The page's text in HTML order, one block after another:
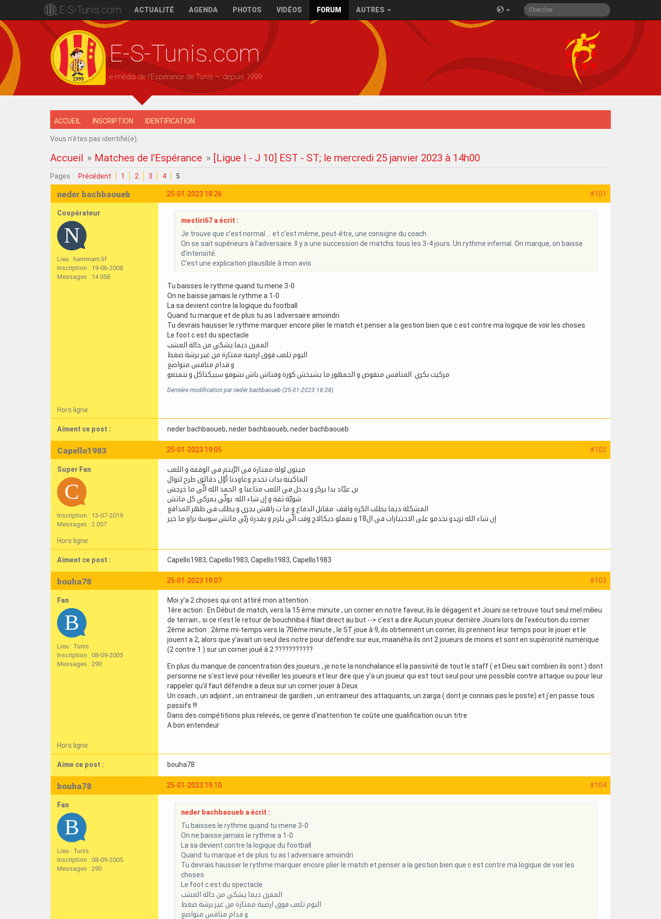
E-S-Tunis.com ACTUALITÉ AGENDA PHOTOS VIDÉOS FORUM AUTRES
E-S-Tunis.com
e-média de l'Espérance de Tunis — depuis 1999
ACCUEIL INSCRIPTION IDENTIFICATION
Vous n'êtes pas identifié(e).
Accueil » Matches de l'Espérance » [Ligue I - J 10] EST - ST; le mercredi 25 janvier 2023 à 14h00
Pages : Précédent 1 2 3 4 5
#101
25-01-2023 18:26
neder bachbaoueb
Coopérateur
Lieu : hammam lif
Inscription : 19-06-2008
Messages : 14 058
mestiri67 a écrit :
Je trouve que c’est normal … et c’est même, peut-être, une consigne du coach.
On se sait supérieurs à l’adversaire. Il y a une succession de matchs tous les 3-4 jours. Un rythme infernal. On marque, on baisse
d’intensité.
C’est une explication plausible à mon avis
Tu baisses le rythme quand tu mene 3-0
On ne baisse jamais le rythme a 1-0
La sa devient contre la logique du football
Quand tu marque et de plus tu as l adversaire amoindri
Tu devrais hausser le rythme marquer encore plier le match et penser a la gestion bien que c est contre ma logique de voir les choses
Le foot c est du spectacle
الممرن ديما يشكي من حالة العشب
اليوم تلعب فوق ارضية ممتازة من غير برشة ضغط
و قدام منافس متواضع
مركيت بكري المنافس منقوص و الجمهور ما يشيخش كورة وقتاش باش نشوفو سبيكتاكل و نتمتعو
Dernière modification par neder bachbaoueb (25-01-2023 18:28)
Hors ligne
Aiment ce post : neder bachbaoueb, neder bachbaoueb, neder bachbaoueb
#102
25-01-2023 19:05
Capello1983
Super Fan
Inscription : 13-07-2019
Messages : 2 057
ميتون لولة ممتازة في الرّيتم في الوقفة و اللعب
الماكينة بدات تخدم وعاودنا أوّل دقائق طرح لتوال
بن عيّاد بدا يركز و يدخل في اللعب متاعنا و الحمد الله الّي ما خرجش
شويّة ثقة و إن شاء الله يولّي يمركي كل ماتش
المشكلة ديما يطلب الكرة واقف مقابل الدفاع و ما ت راهش يجري و يطلب في ظهر المدافع
إن شاء الله نزيدو نخدمو على الاختيارات في ال18 و نعملو ديكالاج وقت الّي يلزم و بقدرة ربّي ماتش سوسة نراو ما خير
Hors ligne
Aiment ce post : Capello1983, Capello1983, Capello1983, Capello1983
#103
25-01-2023 19:07
bouha78
Fan
Lieu : Tunis
Inscription : 08-09-2005
Messages : 290
Moi y'a 2 choses qui ont attiré mon attention :
1ère action : En Début de match, vers la 15 ème minute , un corner en notre faveur, ils le dégagent et Jouini se retrouve tout seul mel milieu
de terrain , si ce n'est le retour de bouchniba il filait direct au but --> c'est a dire Aucun joueur derrière Jouini lors de l'exécution du corner .
2ème action : 2ème mi-temps vers la 70ème minute , le ST joue à 9, ils obtiennent un corner, ils prennent leur temps pour le jouer et le
jouent a 2, alors que y'avait un seul des notre pour défendre sur eux, maanéha ils ont 2 joueurs de moins et sont en supériorité numérique
(2 contre 1 ) sur un corner joué à 2 ???????????
En plus du manque de concentration des joueurs , je note la nonchalance el la passivité de tout le staff ( et Dieu sait combien ils sont ) dont
personne ne s'est levé pour réveiller les joueurs et leur dire que y'a un joueur qui est tout seul pour une possible contre attaque ou pour leur
rappeler qu'il faut défendre a deux sur un corner jouer à Deux.
Un coach , un adjoint , un entraineur de gardien , un entraineur des attaquants, un zarga ( dont je connais pas le poste) et j'en passe tous
passifs !!!
Dans des compétitions plus relevés, ce genre d'inattention te coûte une qualification ou un titre
A bon entendeur
Hors ligne
Aime ce post : bouha78
#104
25-01-2023 19:10
bouha78
Fan
Lieu : Tunis
Inscription : 08-09-2005
Messages : 290
neder bachbaoueb a écrit :
Tu baisses le rythme quand tu mene 3-0
On ne baisse jamais le rythme a 1-0
La sa devient contre la logique du football
Quand tu marque et de plus tu as l adversaire amoindri
Tu devrais hausser le rythme marquer encore plier le match et penser a la gestion bien que c est contre ma logique de voir les
choses
Le foot c est du spectacle
الممرن ديما يشكي من حالة العشب
اليوم تلعب فوق ارضية ممتازة من غير برشة ضغط
و قدام منافس متواضع